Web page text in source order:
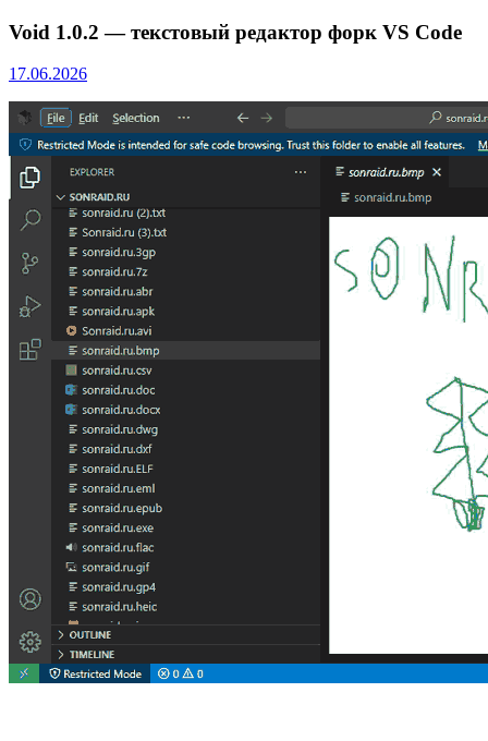
Void 1.0.2 — текстовый редактор форк VS Code
17.06.2026